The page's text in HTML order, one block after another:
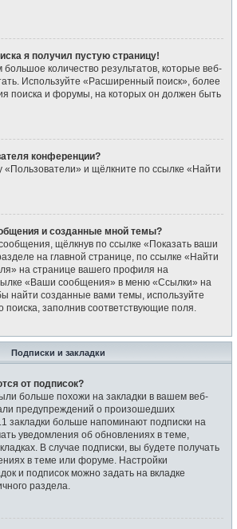
я получил пустую страницу!
количество результатов, которые веб-
Используйте «Расширенный поиск», более
поиска и форумы, на которых он должен быть
конференции?
«Пользователи» и щёлкните по ссылке «Найти
и созданные мной темы?
щёлкнув по ссылке «Показать ваши
на главной странице, по ссылке «Найти
на странице вашего профиля на
«Ваши сообщения» в меню «Ссылки» на
найти созданные вами темы, используйте
поиска, заполнив соответствующие поля.
Подписки и закладки
от подписок?
больше похожи на закладки в вашем веб-
предупреждений о произошедших
закладки больше напоминают подписки на
уведомления об обновлениях в теме,
В случае подписки, вы будете получать
в теме или форуме. Настройки
и подписок можно задать на вкладке
раздела.